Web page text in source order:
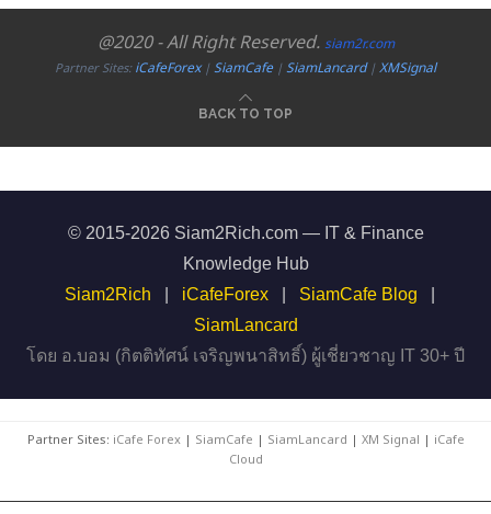
@2020 - All Right Reserved. siam2r.com
Partner Sites:iCafeForex|SiamCafe|SiamLancard|XMSignal
BACK TO TOP
© 2015-2026 Siam2Rich.com — IT & Finance
Knowledge Hub
Siam2Rich
iCafeForex SiamCafe Blog
SiamLancard
โดย อ.บอม (กิตติทัศน์ เจริญพนาสิทธิ์) ผู้เชี่ยวชาญ IT 30+ ปี
Partner Sites: iCafe Forex| SiamCafe | SiamLancard | XM Signal | iCafe
Cloud